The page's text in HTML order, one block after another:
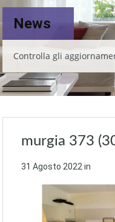
News
Controlla gli
murgia 373
31 Agosto 2022 in